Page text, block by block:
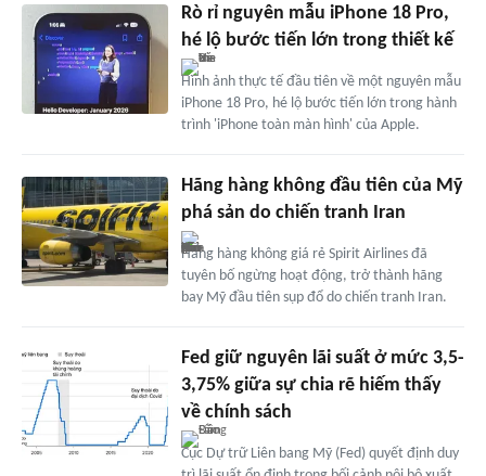
Rò rỉ nguyên mẫu iPhone 18 Pro,
hé lộ bước tiến lớn trong thiết kế
Hình ảnh thực tế đầu tiên về một nguyên mẫu
iPhone 18 Pro, hé lộ bước tiến lớn trong hành
trình 'iPhone toàn màn hình' của Apple.
Hãng hàng không đầu tiên của Mỹ
phá sản do chiến tranh Iran
Hãng hàng không giá rẻ Spirit Airlines đã
tuyên bố ngừng hoạt động, trở thành hãng
bay Mỹ đầu tiên sụp đổ do chiến tranh Iran.
Fed giữ nguyên lãi suất ở mức 3,5-
3,75% giữa sự chia rẽ hiếm thấy
về chính sách
Cục Dự trữ Liên bang Mỹ (Fed) quyết định duy